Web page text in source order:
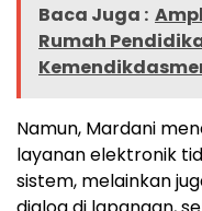
Baca Juga :
Rumah
Namun, Mardani
layanan elektronik
sistem, melainkan